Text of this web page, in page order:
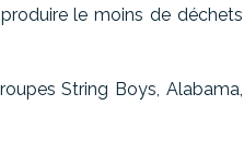
le moins de déchets
String Boys, Alabama,